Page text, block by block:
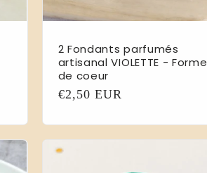
2 Fondants parfumés
artisanal VIOLETTE - Forme
de coeur
Prix
€2,50 EUR